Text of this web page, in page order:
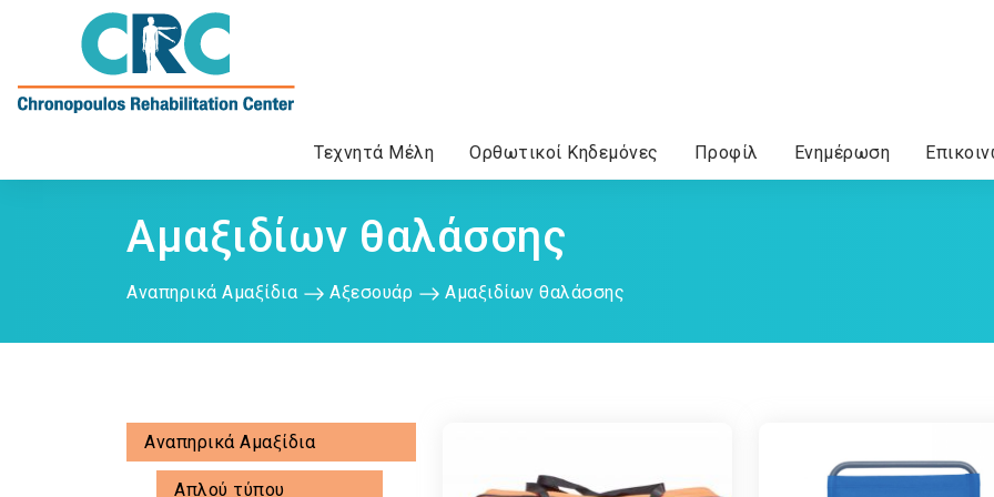
Τεχνητά Μέλη Ορθωτικοί Κηδεμόνες Προφίλ Ενημέρωση
Αμαξιδίων θαλάσσης
Αναπηρικά Αμαξίδια Αξεσουάρ Αμαξιδίων θαλάσσης
Αναπηρικά Αμαξίδια
Απλού τύπου